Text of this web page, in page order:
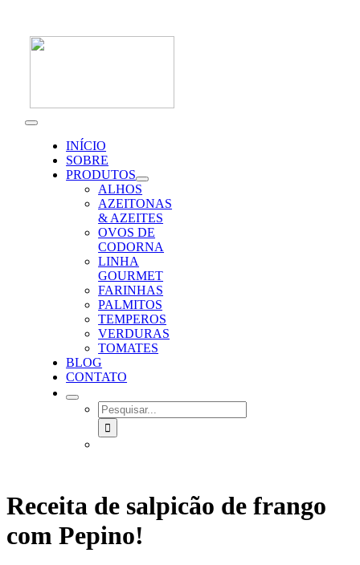
content
Toggle
NavigationINÍCIO
SOBRE
PRODUTOS
ALHOS
AZEITONAS
& AZEITES
OVOS DE
CODORNA
LINHA
GOURMET
FARINHAS
PALMITOS
TEMPEROS
VERDURAS
TOMATES
BLOG
CONTATO
SEARCH
FOR:
Receita de salpicão de frango
com Pepino!